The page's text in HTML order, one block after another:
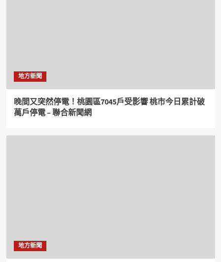
地方新聞
晚間又突然停電！桃園區7045戶受影響 桃市今日累計破
萬戶停電 – 聯合新聞網
地方新聞